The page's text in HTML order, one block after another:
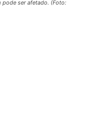
pode ser afetado. (Foto: